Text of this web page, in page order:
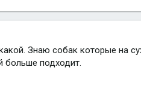
Знаю собак которые на
больше подходит.